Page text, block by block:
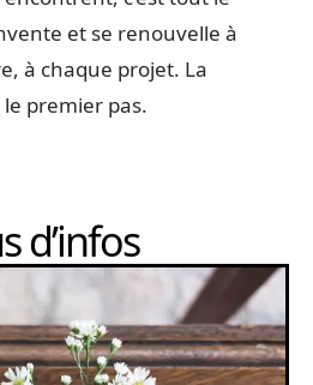
et se renouvelle à
à chaque projet. La
premier pas.
d’infos